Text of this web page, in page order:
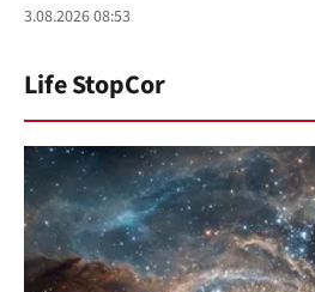
3.08.2026 08:53
Life StopCor